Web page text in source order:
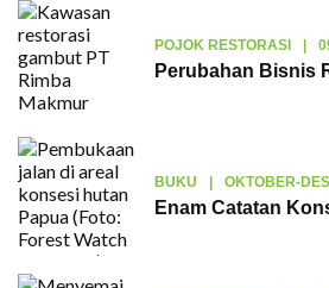
POJOK RESTORASI |
Perubahan Bisnis
BUKU | OKTOBER-
Enam Catatan